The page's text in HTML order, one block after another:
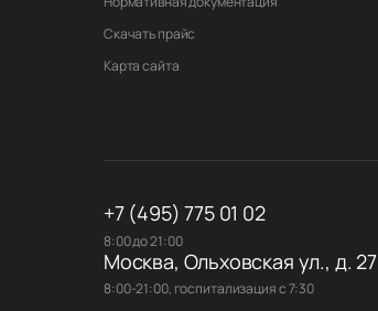
Скачать прайс
Карта сайта
+7 (495) 775 01 02
8:00 до 21:00
Москва, Ольховская ул., д. 27
8:00-21:00, госпитализация с 7:30